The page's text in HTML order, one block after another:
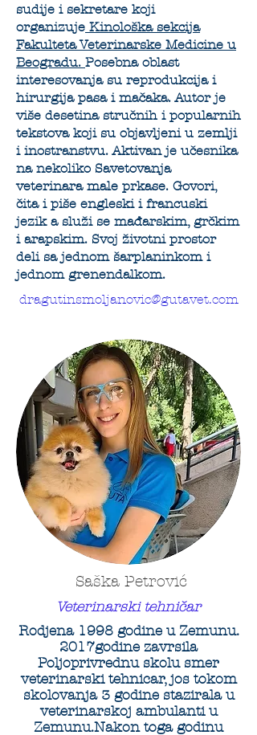
sudije i sekretare koji
organizuje Kinološka sekcija
Fakulteta Veterinarske Medicine u
Beogradu. Posebna oblast
interesovanja su reprodukcija i
hirurgija pasa i mačaka. Autor je
više desetina stručnih i popularnih
tekstova koji su objavljeni u zemlji
i inostranstvu. Aktivan je učesnika
na nekoliko Savetovanja
veterinara male prkase. Govori,
čita i piše engleski i francuski
jezik a služi se mađarskim, grčkim
i arapskim. Svoj životni prostor
deli sa jednom šarplaninkom i
jednom grenendalkom.
dragutinsmoljanovic@gutavet.com
Saška Petrović
Veterinarski tehničar
Rodjena 1998 godine u Zemunu.
2017godine zavrsila
Poljoprivrednu skolu smer
veterinarski tehnicar, jos tokom
skolovanja 3 godine stazirala u
veterinarskoj ambulanti u
Zemunu.Nakon toga godinu